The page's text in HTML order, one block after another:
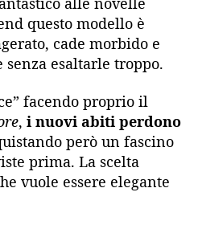
questo modello è
cade morbido e
esaltarle troppo.
facendo proprio il
, i nuovi abiti perdono
però un fascino
prima. La scelta
vuole essere elegante